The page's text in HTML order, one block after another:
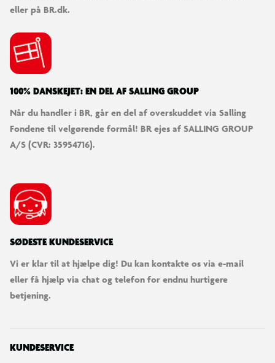
eller på BR.dk.
100% DANSKEJET: EN DEL AF SALLING GROUP
Når du handler i BR, går en del af overskuddet via Salling
Fondene til velgørende formål! BR ejes af SALLING GROUP
A/S (CVR: 35954716).
SØDESTE KUNDESERVICE
Vi er klar til at hjælpe dig! Du kan kontakte os via e-mail
eller få hjælp via chat og telefon for endnu hurtigere
betjening.
KUNDESERVICE